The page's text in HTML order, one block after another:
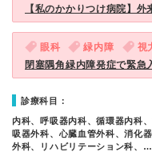
【私のかかりつけ病院】
眼科 緑内障 視
閉塞隅角緑内障発症で緊急
診療科目：
内科、呼吸器内科、循環器内科
吸器外科、心臓血管外科、消化
外科、リハビリテーション科、…